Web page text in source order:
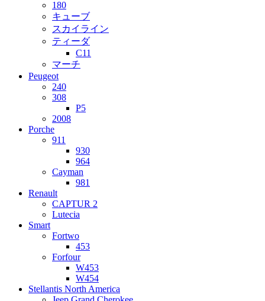
180
キューブ
スカイライン
ティーダ
C11
マーチ
Peugeot
240
308
P5
2008
Porche
911
930
964
Cayman
981
Renault
CAPTUR 2
Lutecia
Smart
Fortwo
453
Forfour
W453
W454
Stellantis North America